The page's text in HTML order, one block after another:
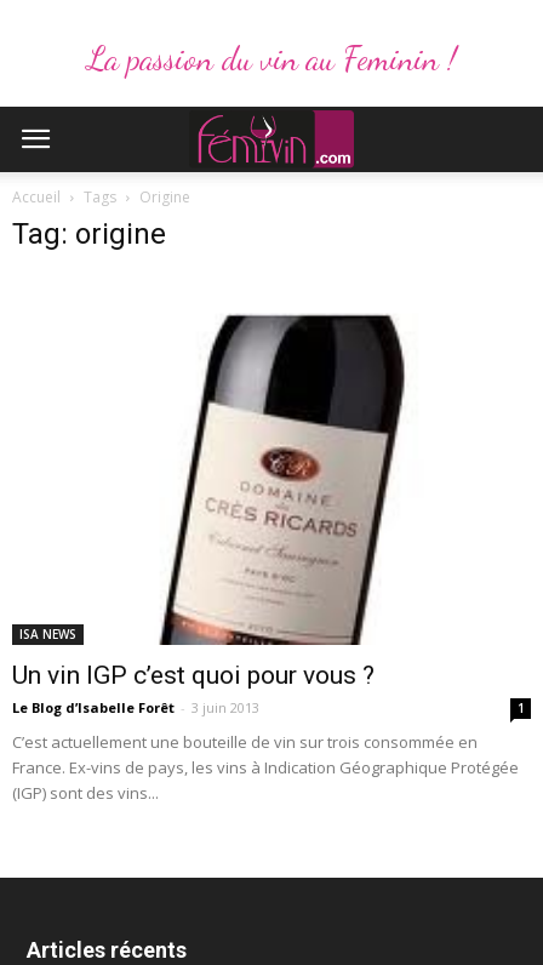
La passion du vin au Feminin !
Accueil Tags Origine
Tag: origine
ISA NEWS
Un vin IGP c’est quoi pour vous ?
Le Blog d’Isabelle Forêt - 3 juin 2013 1
C’est actuellement une bouteille de vin sur trois consommée en
France. Ex-vins de pays, les vins à Indication Géographique Protégée
(IGP) sont des vins...
Articles récents